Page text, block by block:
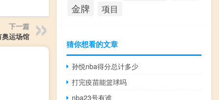
下一篇
运场馆
金牌 项目
猜你想看的文章
孙悦nba得分总计多少
打完疫苗能篮球吗
nba23号有谁